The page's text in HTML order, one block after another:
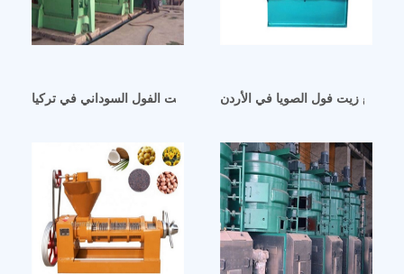
مصنعي آلات معالجة زيت الفول السوداني في تركيامصنع زيت فول الصويا في الأردن